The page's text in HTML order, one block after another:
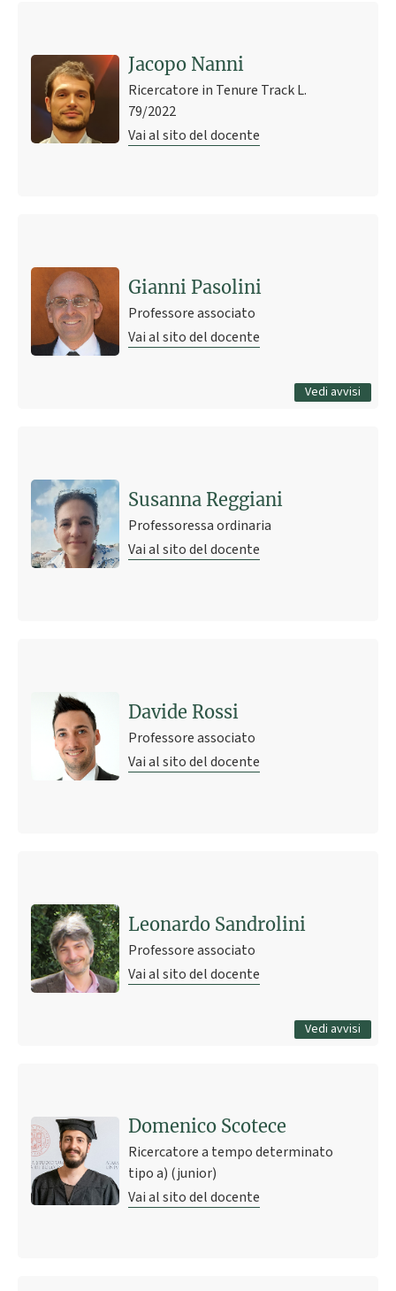
Jacopo Nanni
Ricercatore in Tenure Track L.
79/2022
Vai al sito del docente
Gianni Pasolini
Professore associato
Vai al sito del docente
Vedi avvisi
"Software Development"
13 settembre 2020 10:02
Tutti gli avvisi
Susanna Reggiani
Professoressa ordinaria
Vai al sito del docente
Davide Rossi
Professore associato
Vai al sito del docente
Leonardo Sandrolini
Professore associato
Vai al sito del docente
Vedi avvisi
Pubblicato il
3 febbraio 2015 12:56
Tutti gli avvisi
Domenico Scotece
Ricercatore a tempo determinato
tipo a) (junior)
Vai al sito del docente